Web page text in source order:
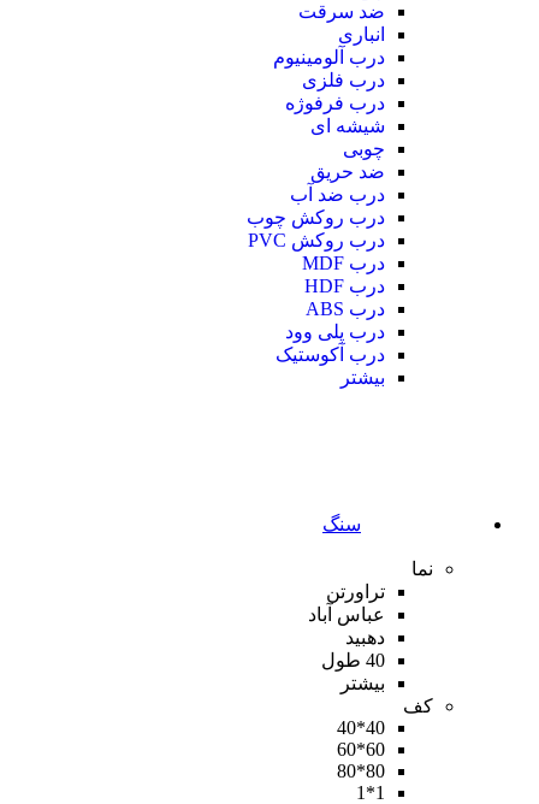
ضد سرقت
انباری
درب آلومینیوم
درب فلزی
درب فرفوژه
شیشه ای
چوبی
ضد حریق
درب ضد آب
درب روکش چوب
درب روکش PVC
درب MDF
درب HDF
درب ABS
درب پلی وود
درب آکوستیک
بیشتر
سنگ
نما
تراورتن
عباس آباد
دهبید
40 طول
بیشتر
کف
40*40
60*60
80*80
1*1